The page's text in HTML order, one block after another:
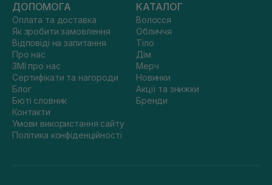
ДОПОМОГА
Оплата та доставка
Як зробити замовлення
Відповіді на запитання
Про нас
ЗМІ про нас
Сертифікати та нагороди
Блог
Бюті словник
Контакти
Умови використання сайту
Політика конфіденційності
КАТАЛОГ
Волосся
Обличчя
Тіло
Дім
Мерч
Новинки
Акції та знижки
Бренди